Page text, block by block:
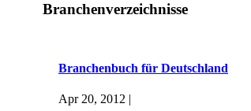
Branchenverzeichnisse
Branchenbuch für Deutschland
Apr 20, 2012 |